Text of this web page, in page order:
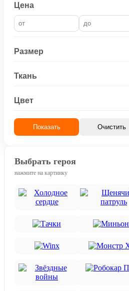
Цена
Размер
Ткань
Цвет
Показать Очистить
Выбрать героя
нажмите на картинку